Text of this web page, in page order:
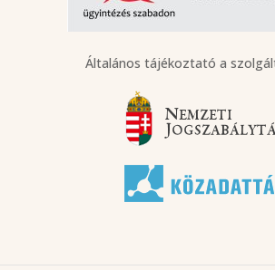
Általános tájékoztató a